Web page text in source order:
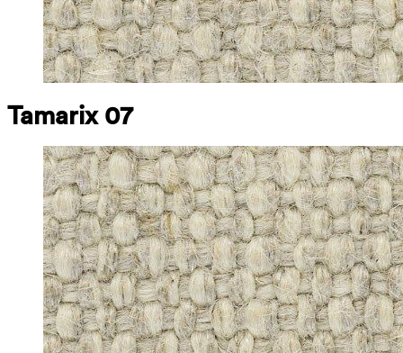
Tamarix 07